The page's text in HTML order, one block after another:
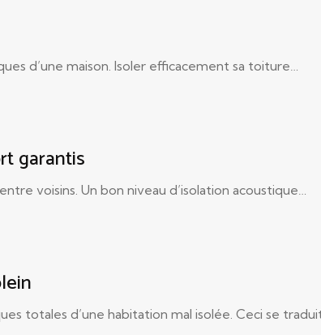
d’une maison. Isoler efficacement sa toiture…
garantis
voisins. Un bon niveau d’isolation acoustique…
totales d’une habitation mal isolée. Ceci se